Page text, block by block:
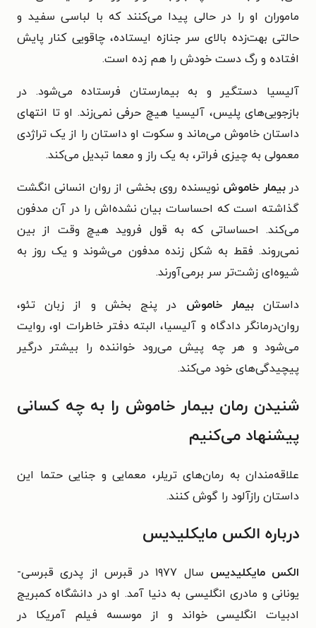
ماموران او را در حالی پیدا می‌کنند که با لباسی سفید و
حالتی بهت‌زده بالای سر جنازه ایستاده، چاقویی کنار پایش
افتاده و رگ دست خودش را هم زده است.
آلیسیا دستگیر و به بیمارستان فرستاده می‌شود. در
بازجویی‌های پلیس، آلیسیا هیچ حرفی نمی‌زند. او تا انتهای
داستان خاموش می‌ماند و سکوت او داستان را از یک تراژدی
معمولی به چیزی فراتر، به یک راز و معما تبدیل می‌کند.
دربیمار خاموش نویسنده روی بخشی از روان انسانی انگشت
گذاشته است که احساسات بیان نشده‌اش را در آن مدفون
می‌کند. احساساتی که به قول فروید هیچ وقت از بین
نمی‌روند. فقط به شکل زنده مدفون می‌شوند و یک روز به
شیوه‌ای زشت‌تر سر برمی‌آورند.
داستانبیمار خاموش در پنج بخش و از زبان تئو،
روان‌درمانگر دادگاه و آلیسیا، البته دفتر خاطرات او، روایت
می‌شود و هر چه پیش می‌رود خواننده را بیشتر درگیر
پیچیدگی‌های خود می‌کند.
شنیدن رمان بیمار خاموش را به چه کسانی
پیشنهاد می‌کنیم
علاقه‌مندان به رمان‌های تریلر، معمایی و جنایی حتما این
داستان رازآلود را گوش کنند.
درباره الکس مایکلیدیس
الکس مایکلیدیس
سال ۱۹۷۷ در قبرس از پدری قبرسی-
یونانی و مادری انگلیسی به دنیا آمد. او در دانشگاه کمبریج
ادبیات انگلیسی خواند و از موسسه‌ فیلم آمریکا در